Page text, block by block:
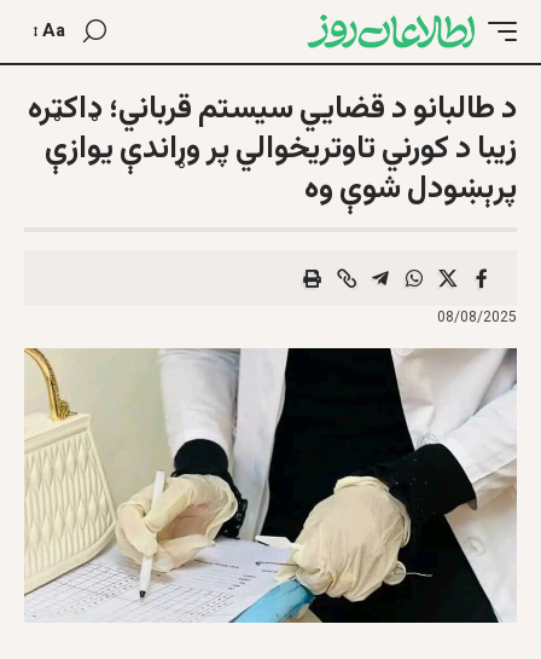
Aa
د طالبانو د قضایي سیستم قرباني؛ ډاکټره
زیبا د کورني تاوتریخوالي پر وړاندې یوازې
پرېښودل شوې وه
08/08/2025